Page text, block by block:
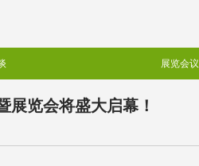
展览会议
展览会将盛大启幕！